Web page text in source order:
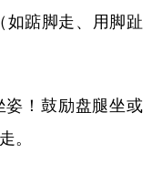
踮脚走、用脚趾
！鼓励盘腿坐或
。